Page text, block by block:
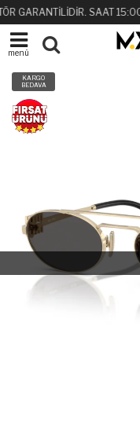
GARANTİLİDİR. SAAT
menü
KARGO
BEDAVA